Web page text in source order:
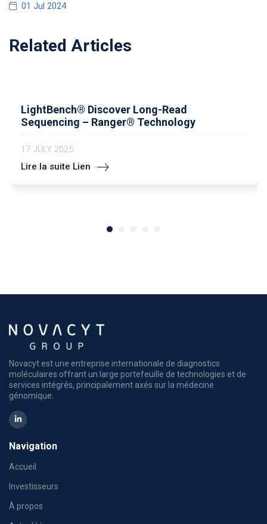
01 Jul 2024
Related Articles
LightBench® Discover Long-Read
Sequencing – Ranger® Technology
17 JULY 2025
Lire la suite Lien
Novacyt est une entreprise internationale de diagnostics
moléculaires offrant un large portefeuille de technologies et de
services intégrés, principalement axés sur la médecine
génomique.
Navigation
Accueil
Investisseurs
À propos